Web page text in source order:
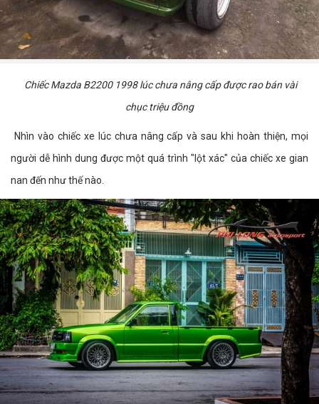
Chiếc Mazda B2200 1998 lúc chưa nâng cấp được rao bán vài
chục triệu đồng
Nhìn vào chiếc xe lúc chưa nâng cấp và sau khi hoàn thiện, mọi
người dễ hình dung được một quá trình "lột xác" của chiếc xe gian
nan đến như thế nào.